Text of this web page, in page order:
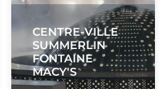
CENTRE-VILLE
SUMMERLIN
FONTAINE
MACY'S